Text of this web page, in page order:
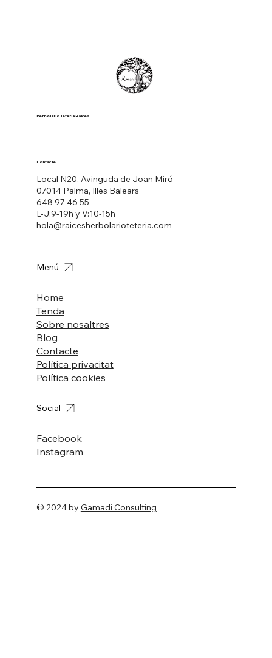
Herbolario Tetería Raíces
© 2024 by Gamadi Consulting
Local N20, Avinguda de Joan Miró
07014 Palma, Illes Balears
648 97 46 55
L-J:9-19h y V:10-15h
hola@raicesherbolarioteteria.com
Contacte
Home
Tenda
Sobre nosaltres
Blog
Contacte
Política privacitat
Política cookies
Menú
Facebook
Instagram
Social